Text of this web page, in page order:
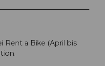
Rent a Bike (April bis